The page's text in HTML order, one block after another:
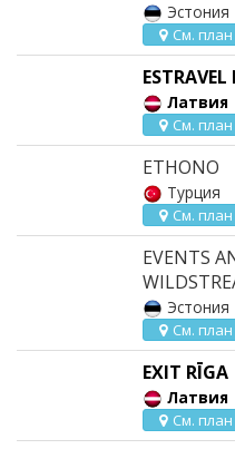
Эстония
См. план
Латвия
См. план
ETHONO
Турция
См. план
EVENTS
Эстония
См. план
EXIT RĪGA
Латвия
См. план